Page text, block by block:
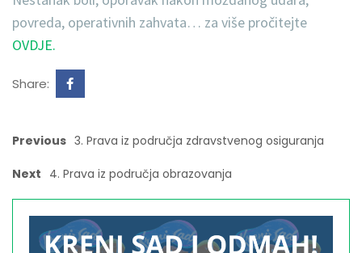
povreda, operativnih zahvata… za više pročitejte
OVDJE.
Share:
Previous 3. Prava iz područja zdravstvenog osiguranja
Next 4. Prava iz područja obrazovanja